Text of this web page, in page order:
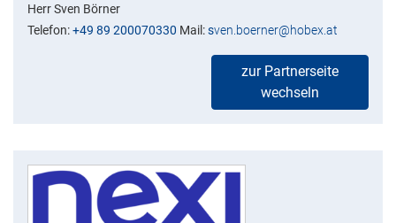
Herr Sven Börner
Telefon:+49 89 200070330 Mail:sven.boerner@hobex.at
zur Partnerseite
wechseln